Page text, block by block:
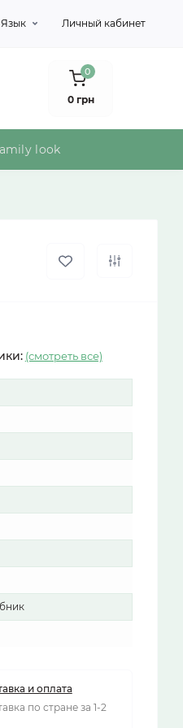
Язык Личный кабинет
0
0 грн
look
(смотреть все)
и оплата
по стране за 1-2